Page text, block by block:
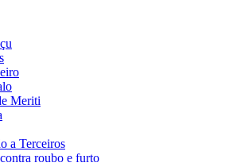
Meriti
a Terceiros
roubo e furto